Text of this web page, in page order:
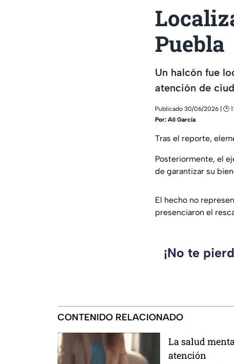
Puebla
Un halcón fue
atención de
Publicado 30/06/2026 | 🕑
Por: Alí García
Tras el reporte,
Posteriormente, el
de garantizar su
El hecho no
presenciaron el
¡No te
CONTENIDO RELACIONADO
La salud
atención